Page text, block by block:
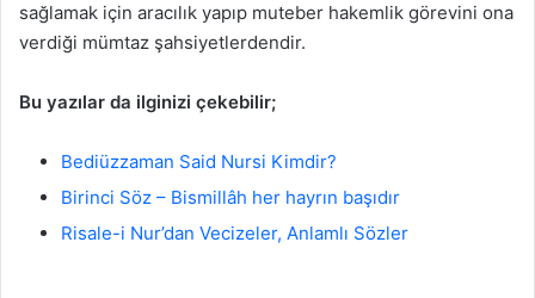
sağlamak için aracılık yapıp muteber hakemlik görevini ona
verdiği mümtaz şahsiyetlerdendir.
Bu yazılar da ilginizi çekebilir;
Bediüzzaman Said Nursi Kimdir?
Birinci Söz – Bismillâh her hayrın başıdır
Risale-i Nur’dan Vecizeler, Anlamlı Sözler